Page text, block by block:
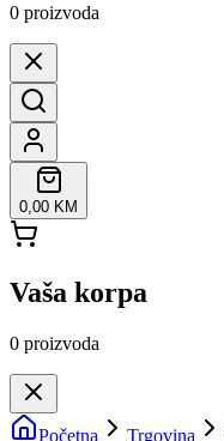
0 proizvoda
0,00 KM
Vaša korpa
0 proizvoda
Početna Trgovina